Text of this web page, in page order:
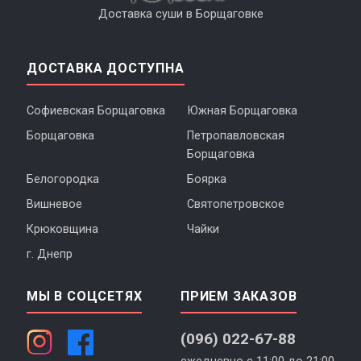
Доставка суши в Борщаговке
ДОСТАВКА ДОСТУПНА
Софиевская Борщаговка
Южная Борщаговка
Борщаговка
Петропавловская
Борщаговка
Белогородка
Боярка
Вишневое
Святопетровское
Крюковщина
Чайки
г. Днепр
МЫ В СОЦСЕТЯХ ПРИЕМ ЗАКАЗОВ
(096) 022-67-88